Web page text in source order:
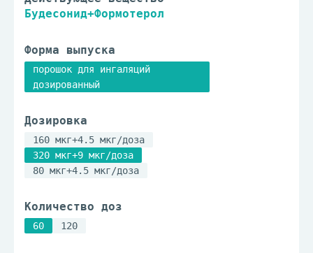
Будесонид+Формотерол
Форма выпуска
порошок для ингаляций
дозированный
Дозировка
160 мкг+4.5 мкг/доза
320 мкг+9 мкг/доза
80 мкг+4.5 мкг/доза
Количество доз
60 120